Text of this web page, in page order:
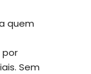
quem
por
Sem